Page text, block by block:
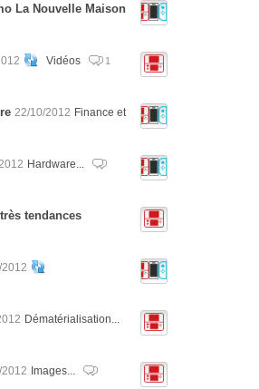
La Nouvelle Maison
Vidéos 1
22/10/2012 Finance et
Hardware...
tendances
Dématérialisation...
Images...